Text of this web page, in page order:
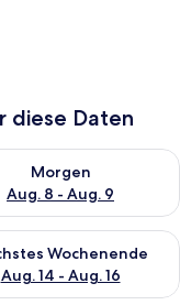
diese Daten
Aug. 7 - Aug. 8.
Morgen
Aug. 8 - Aug. 9
die Verfügbarkeit
Aug. 7
Wochenende
Aug. 14 - Aug. 16
die Verfügbarkeit